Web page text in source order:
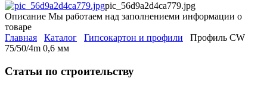
pic_56d9a2d4ca779.jpg
Описание Мы работаем над заполнениеми информации о
товаре
Главная
Каталог Гипсокартон и профили
Профиль CW
75/50/4m 0,6 мм
Статьи по строительству